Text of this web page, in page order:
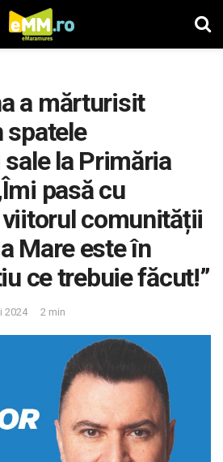
a mărturisit
spatele
la Primăria
pasă cu
viitorul comunității
Mare este în
ce trebuie făcut!”
2024 2 min